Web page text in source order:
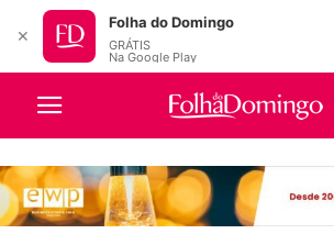
✕
Folha do Domingo
GRÁTIS
Na Google Play